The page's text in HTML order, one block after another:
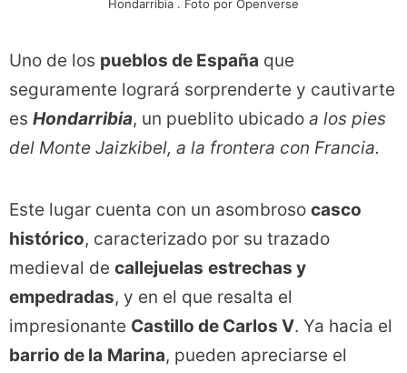
Hondarribia . Foto por Openverse
Uno de los pueblos de España que
seguramente logrará sorprenderte y cautivarte
es Hondarribia, un pueblito ubicado a los pies
del Monte Jaizkibel, a la frontera con Francia.
Este lugar cuenta con un asombroso casco
histórico, caracterizado por su trazado
medieval de callejuelas estrechas y
empedradas, y en el que resalta el
impresionante Castillo de Carlos V. Ya hacia el
barrio de la Marina, pueden apreciarse el